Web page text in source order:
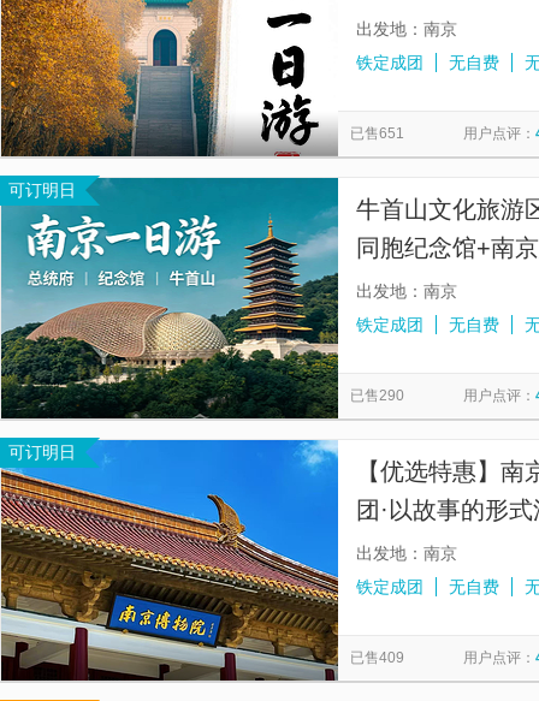
丨纯玩无购物丨
出发地：南京
铁定成团
无自费
已售651 用户点评：
可订明日
牛首山文化旅游
同胞纪念馆+南
专业导游讲解，
出发地：南京
铁定成团
无自费
已售290 用户点评：
可订明日
【优选特惠】南
团·以故事的形
出发地：南京
铁定成团
无自费
已售409 用户点评：